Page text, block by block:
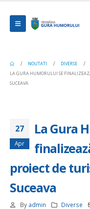
NOUTATI
DIVERSE
LA GURA HUMORULUI SE
SUCEAVA
27
Apr
La Gura
proiect de
Suceava
By admin Diverse